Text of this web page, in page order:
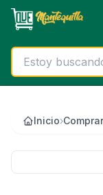
Saltar al contenido
Inicio›